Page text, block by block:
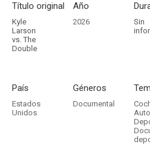
Título original
Kyle
Larson
vs. The
Double
Año
2026
Sin
País
Estados
Unidos
Géneros
Documental